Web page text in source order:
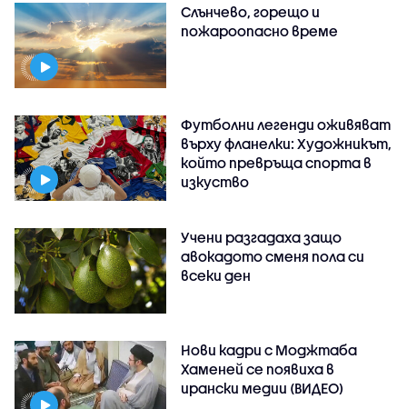
Слънчево, горещо и
пожароопасно време
Футболни легенди оживяват
върху фланелки: Художникът,
който превръща спорта в
изкуство
Учени разгадаха защо
авокадото сменя пола си
всеки ден
Нови кадри с Моджтаба
Хаменей се появиха в
ирански медии (ВИДЕО)